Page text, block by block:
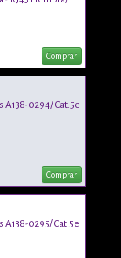
Comprar
A138-0294/ Cat.5e
Comprar
A138-0295/ Cat.5e